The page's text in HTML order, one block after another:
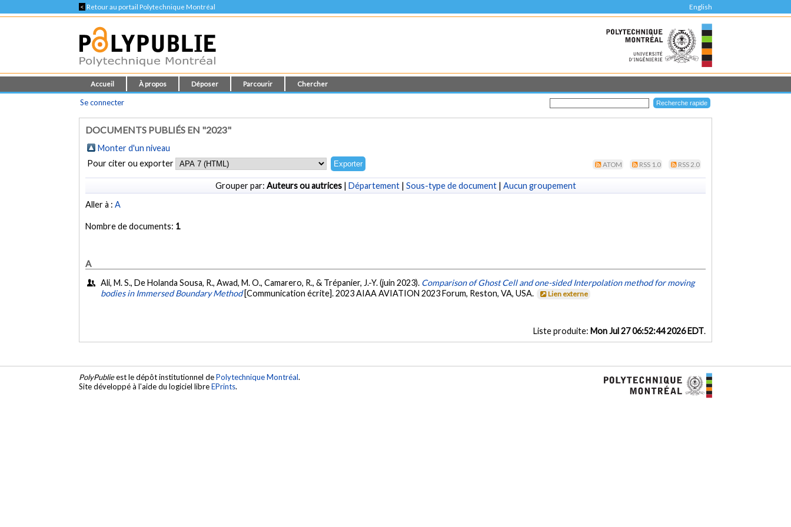
< Retour au portail Polytechnique Montréal English
Accueil À propos Déposer Parcourir Chercher
Se connecter
DOCUMENTS PUBLIÉS EN "2023"
Monter d'un niveau
Pour citer ou exporter
ATOM RSS 1.0 RSS 2.0
Grouper par: Auteurs ou autrices| Département| Sous-type de document| Aucun groupement
Aller à :A
Nombre de documents: 1
A
Ali, M. S., De Holanda Sousa, R., Awad, M. O., Camarero, R., & Trépanier, J.-Y. (juin 2023). Comparison of Ghost Cell and one-sided Interpolation method for moving
bodies in Immersed Boundary Method [Communication écrite]. 2023 AIAA AVIATION 2023 Forum, Reston, VA, USA. Lien externe
Liste produite: Mon Jul 27 06:52:44 2026 EDT.
PolyPublieest le dépôt institutionnel dePolytechnique Montréal.
Site développé à l'aide du logiciel libreEPrints.